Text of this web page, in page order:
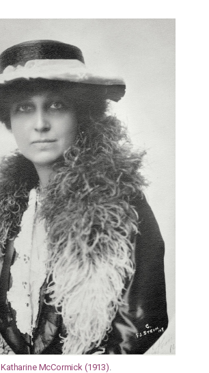
Katharine McCormick (1913)